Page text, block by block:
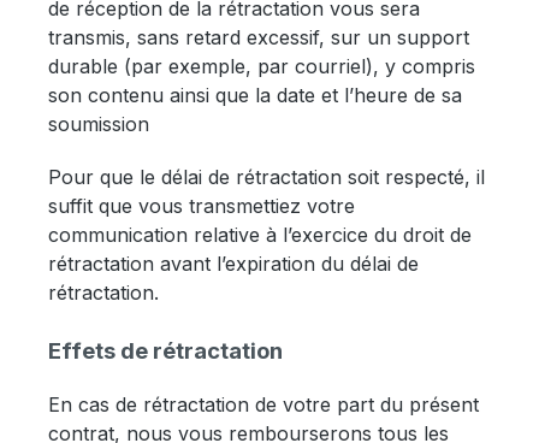
de réception de la rétractation vous sera
transmis, sans retard excessif, sur un support
durable (par exemple, par courriel), y compris
son contenu ainsi que la date et l’heure de sa
soumission
Pour que le délai de rétractation soit respecté, il
suffit que vous transmettiez votre
communication relative à l’exercice du droit de
rétractation avant l’expiration du délai de
rétractation.
Effets de rétractation
En cas de rétractation de votre part du présent
contrat, nous vous rembourserons tous les